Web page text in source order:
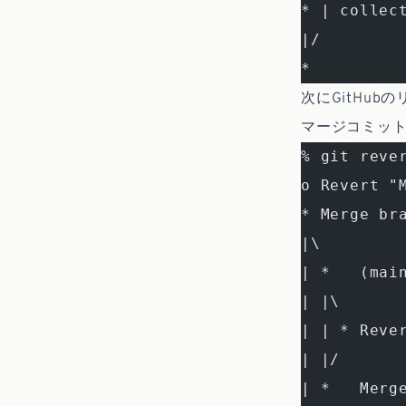
* | collect
|/
*
次にGitHubの
マージコミッ
% git
o Revert
* Merge
|\
| *
| |\
| | *
| |/
| *